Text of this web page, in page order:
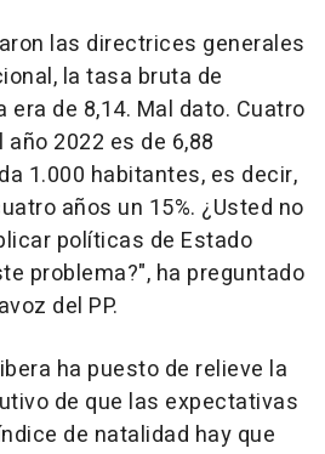
las directrices generales
la tasa bruta de
era de 8,14. Mal dato. Cuatro
2022 es de 6,88
1.000 habitantes, es decir,
años un 15%. ¿Usted no
políticas de Estado
problema?", ha preguntado
del PP.
ha puesto de relieve la
de que las expectativas
de natalidad hay que